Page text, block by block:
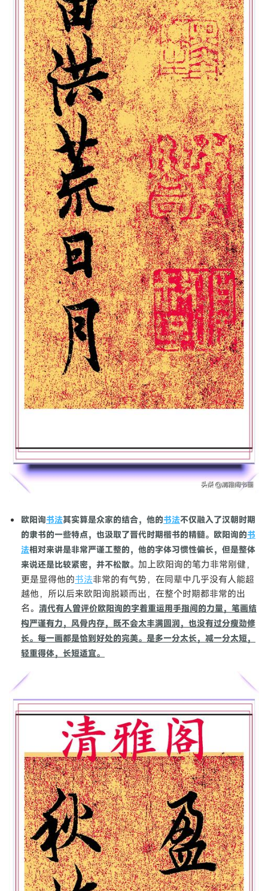
欧阳询书法其实算是众家的结合，他的书法不仅融入了汉朝时期
的隶书的一些特点，也汲取了晋代时期楷书的精髓。欧阳询的书
法相对来讲是非常严谨工整的，他的字体习惯性偏长，但是整体
来说还是比较紧密，并不松散。 加上欧阳询的笔力非常刚健，
更是显得他的书法非常的有气势，在同辈中几乎没有人能超
越他，所以后来欧阳询脱颖而出，在整个时期都非常的出
名。 清代有人曾评价欧阳询的字着重运用手指间的力量，笔画结
构严谨有力，风骨内存，既不会太丰满圆润，也没有过分瘦劲修
长。每一画都是恰到好处的完美。是多一分太长，减一分太短，
轻重得体，长短适宜。